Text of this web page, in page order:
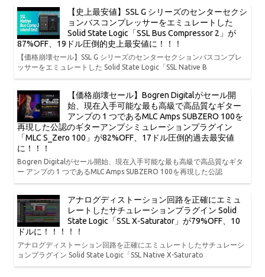
【史上最安値】SSL G シリーズのセンターセクシ
ョンバスコンプレッサーをエミュレートした
Solid State Logic「SSL Bus Compressor 2」が
87%OFF、19ドル圧倒的史上最安値に！！！
【価格崩壊セール】SSL G シリーズのセンターセクションバスコンプレ
ッサーをエミュレートした Solid State Logic「SSL Native B
【価格崩壊セール】Bogren Digitalがセール開
始、現在入手可能な最も高級で高品質なギター
アンプの 1 つであるMLC Amps SUBZERO 100を
再現した公認のギターアンプシミュレーションプラグイン
「MLC S_Zero 100」が82%OFF、17ドル圧倒的過去最安値
に！！！
Bogren Digitalがセール開始、現在入手可能な最も高級で高品質なギタ
ー アンプの 1 つであるMLC Amps SUBZERO 100を再現した公認
アナログディストーション回路を正確にエミュ
レートしたサチュレーションプラグイン Solid
State Logic「SSL X-Saturator」が79%OFF、10
ドルに！！！！！
アナログディストーション回路を正確にエミュレートしたサチュレーシ
ョンプラグイン Solid State Logic「SSL Native X-Saturato